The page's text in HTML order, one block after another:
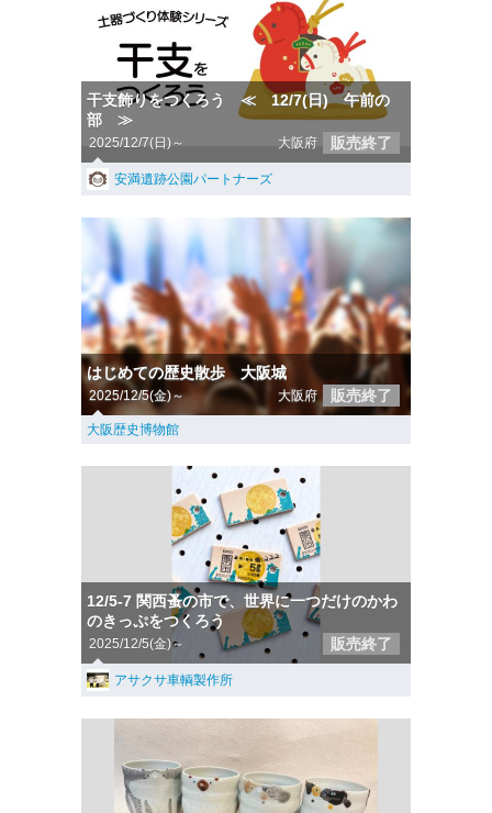
干支飾りをつくろう ≪ 12/7(日) 午前の
部 ≫
2025/12/7(日)～ 大阪府 販売終了
安満遺跡公園パートナーズ
はじめての歴史散歩 大阪城
2025/12/5(金)～ 大阪府 販売終了
大阪歴史博物館
12/5-7 関西蚤の市で、世界に一つだけのかわ
のきっぷ︎︎︎をつくろう
2025/12/5(金)～ 販売終了
アサクサ車輌製作所